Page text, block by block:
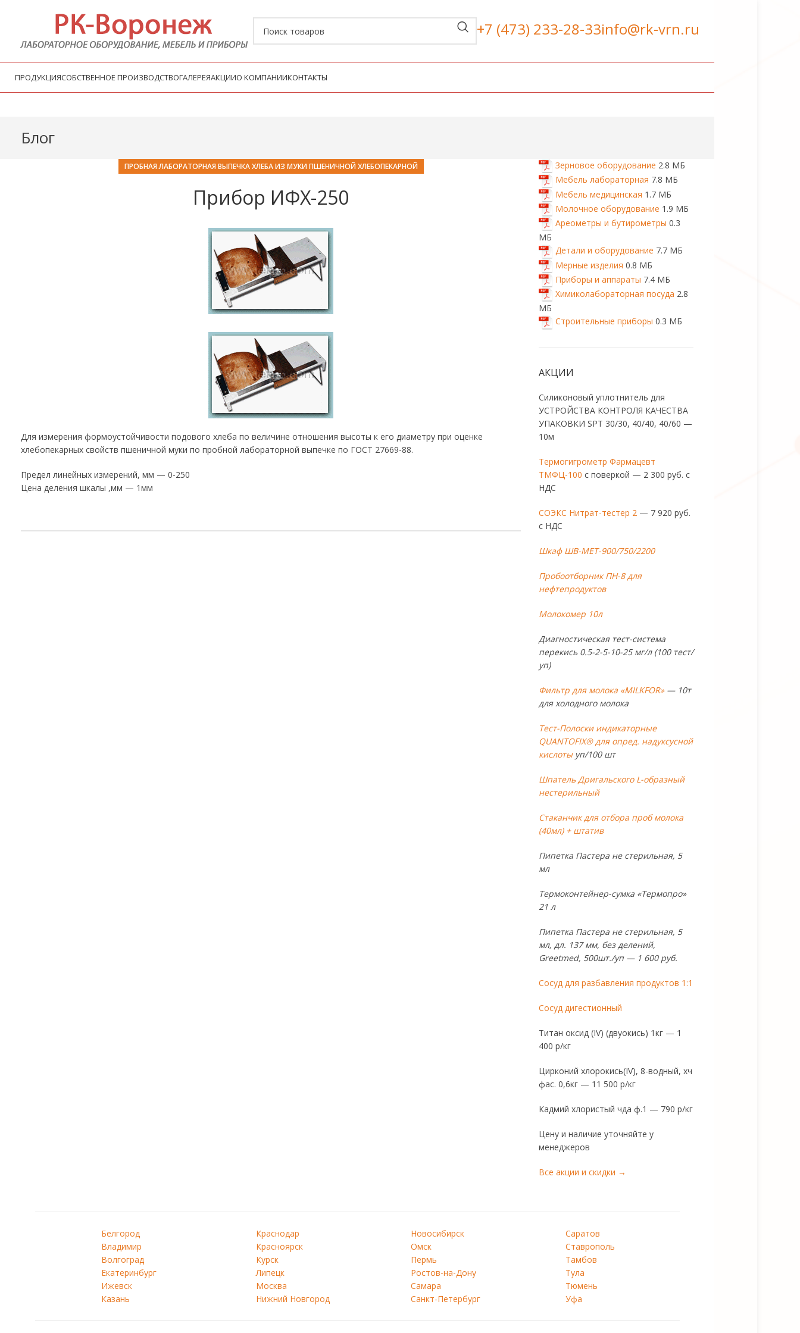
+7 (473) 233-28-33info@rk-vrn.ru
ПРОДУКЦИЯСОБСТВЕННОЕ ПРОИЗВОДСТВОГАЛЕРЕЯАКЦИИО КОМПАНИИКОНТАКТЫ
Блог
ПРОБНАЯ ЛАБОРАТОРНАЯ ВЫПЕЧКА ХЛЕБА ИЗ МУКИ ПШЕНИЧНОЙ ХЛЕБОПЕКАРНОЙ
Прибор ИФХ-250
Для измерения формоустойчивости подового хлеба по величине отношения высоты к его диаметру при оценке
хлебопекарных свойств пшеничной муки по пробной лабораторной выпечке по ГОСТ 27669-88.
Предел линейных измерений, мм — 0-250
Цена деления шкалы ,мм — 1мм
Зерновое оборудование 2.8 МБ
Мебель лабораторная 7.8 МБ
Мебель медицинская 1.7 МБ
Молочное оборудование 1.9 МБ
Ареометры и бутирометры 0.3
МБ
Детали и оборудование 7.7 МБ
Мерные изделия 0.8 МБ
Приборы и аппараты 7.4 МБ
Химиколабораторная посуда 2.8
МБ
Строительные приборы 0.3 МБ
АКЦИИ
Силиконовый уплотнитель для
УСТРОЙСТВА КОНТРОЛЯ КАЧЕСТВА
УПАКОВКИ SPT 30/30, 40/40, 40/60 —
10м
Термогигрометр Фармацевт
ТМФЦ-100 с поверкой — 2 300 руб. с
НДС
СОЭКС Нитрат-тестер 2 — 7 920 руб.
с НДС
Шкаф ШВ-МЕТ-900/750/2200
Пробоотборник ПН-8 для
нефтепродуктов
Молокомер 10л
Диагностическая тест-система
перекись 0.5-2-5-10-25 мг/л (100 тест/
уп)
Фильтр для молока «MILKFOR»— 10т
для холодного молока
Тест-Полоски индикаторные
QUANTOFIX® для опред. надуксусной
кислотыуп/100 шт
Шпатель Дригальского L-образный
нестерильный
Стаканчик для отбора проб молока
(40мл) + штатив
Пипетка Пастера не стерильная, 5
мл
Термоконтейнер-сумка «Термопро»
21 л
Пипетка Пастера не стерильная, 5
мл, дл. 137 мм, без делений,
Greetmed, 500шт./уп — 1 600 руб.
Сосуд для разбавления продуктов 1:1
Сосуд дигестионный
Титан оксид (IV) (двуокись) 1кг — 1
400 р/кг
Цирконий хлорокись(IV), 8-водный, хч
фас. 0,6кг — 11 500 р/кг
Кадмий хлористый чда ф.1 — 790 р/кг
Цену и наличие уточняйте у
менеджеров
Все акции и скидки →
Белгород
Владимир
Волгоград
Екатеринбург
Ижевск
Казань
Краснодар
Красноярск
Курск
Липецк
Москва
Нижний Новгород
Новосибирск
Омск
Пермь
Ростов-на-Дону
Самара
Санкт-Петербург
Саратов
Ставрополь
Тамбов
Тула
Тюмень
Уфа